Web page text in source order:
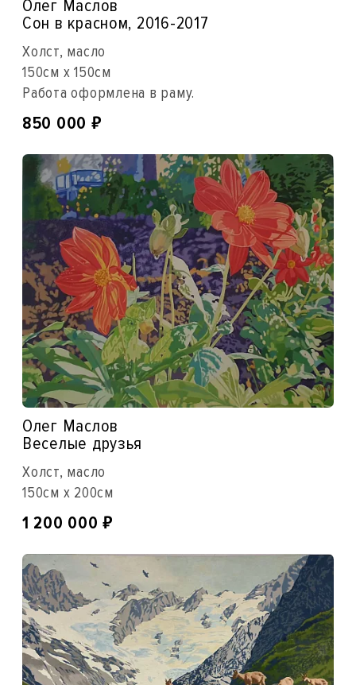
Олег Маслов
Сон в красном, 2016-2017
Холст, масло
150см x 150см
Работа оформлена в раму.
850 000 ₽
Олег Маслов
Веселые друзья
Холст, масло
150см x 200см
1 200 000₽